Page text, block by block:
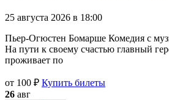
25 августа 2026 в 18:00
Пьер-Огюстен Бомарше Комедия с
На пути к своему счастью главный
проживает по
от 100 ₽ Купить билеты
26 авг